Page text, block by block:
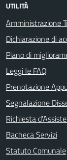
UTILITÀ
Amministrazione
Dichiarazione di
Piano di
Leggi le FAQ
Prenotazione
Segnalazione
Richiesta
Bacheca Servizi
Statuto Comunale